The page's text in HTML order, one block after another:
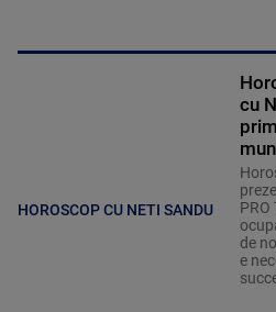
HOROSCOP CU NETI SANDU
cu
PRO
de
e